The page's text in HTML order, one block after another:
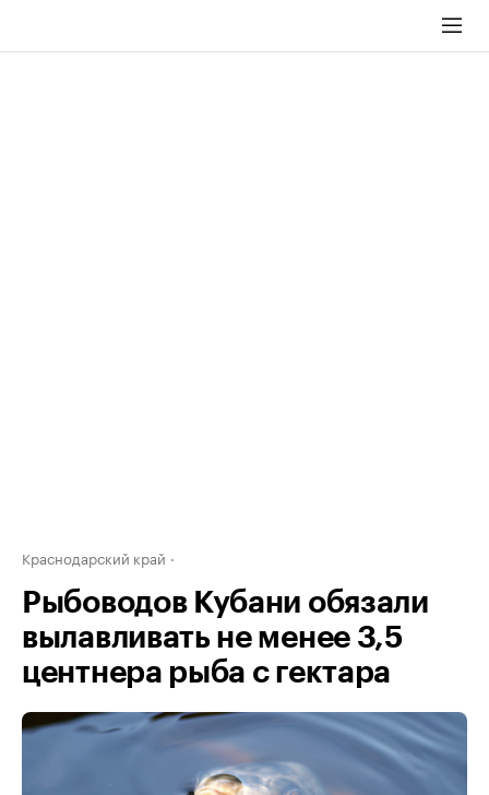
Краснодарский край
Рыбоводов Кубани обязали
вылавливать не менее 3,5
центнера рыба с гектара